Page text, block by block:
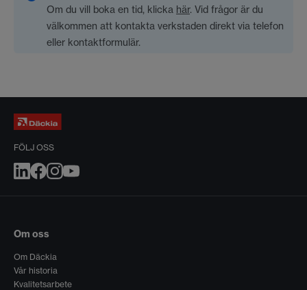
Om du vill boka en tid, klicka här. Vid frågor är du
välkommen att kontakta verkstaden direkt via telefon
eller kontaktformulär.
FÖLJ OSS
Om oss
Om Däckia
Vår historia
Kvalitetsarbete